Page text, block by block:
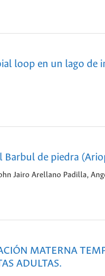
loop en un lago de
Barbul de piedra
Jairo Arellano Padilla,
MATERNA
ADULTAS.